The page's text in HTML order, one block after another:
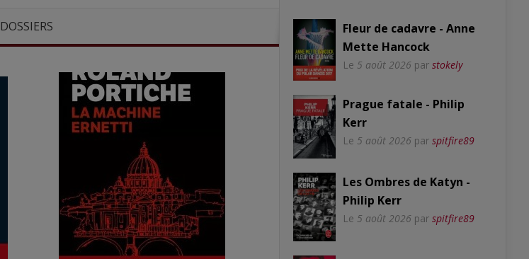
DOSSIERS
Fleur de cadavre - Anne
Mette Hancock
Le 5 août 2026 par stokely
Prague fatale - Philip
Kerr
Le 5 août 2026 par spitfire89
Les Ombres de Katyn -
Philip Kerr
Le 5 août 2026 par spitfire89